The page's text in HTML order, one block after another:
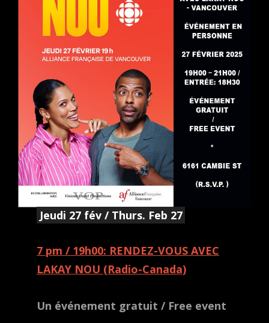
Jeudi 27 fév / Thurs. Feb 27
7 pm / 19h00: RENDEZ-VOUS AVEC
LAKAY NOU (Radio-Canada)
Un événement gratuit / Free event